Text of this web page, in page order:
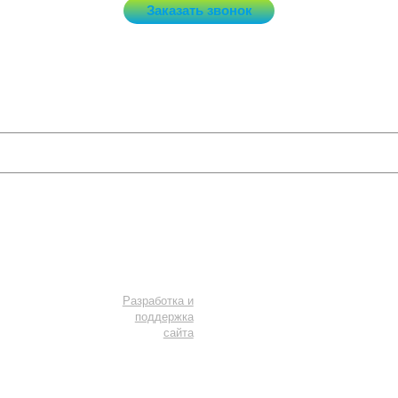
Заказать звонок
Разработка и
поддержка
сайта